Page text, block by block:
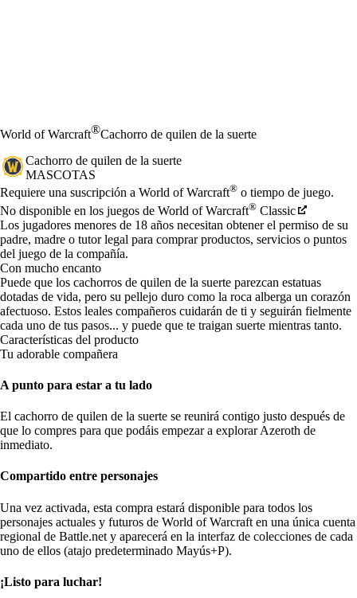
World of Warcraft®Cachorro de quilen de la suerte
Cachorro de quilen de la suerte
MASCOTAS
Precio
Available actions
Requiere una suscripción a World of Warcraft® o tiempo de juego.
No disponible en los juegos de World of Warcraft® Classic
Los jugadores menores de 18 años necesitan obtener el permiso de su
padre, madre o tutor legal para comprar productos, servicios o puntos
del juego de la compañía.
Con mucho encanto
Puede que los cachorros de quilen de la suerte parezcan estatuas
dotadas de vida, pero su pellejo duro como la roca alberga un corazón
afectuoso. Estos leales compañeros cuidarán de ti y seguirán fielmente
cada uno de tus pasos... y puede que te traigan suerte mientras tanto.
Características del producto
Tu adorable compañera
A punto para estar a tu lado
El cachorro de quilen de la suerte se reunirá contigo justo después de
que lo compres para que podáis empezar a explorar Azeroth de
inmediato.
Compartido entre personajes
Una vez activada, esta compra estará disponible para todos los
personajes actuales y futuros de World of Warcraft en una única cuenta
regional de Battle.net y aparecerá en la interfaz de colecciones de cada
uno de ellos (atajo predeterminado Mayús+P).
¡Listo para luchar!